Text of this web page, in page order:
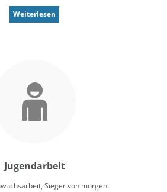
Weiterlesen
Jugendarbeit
Sieger von morgen.